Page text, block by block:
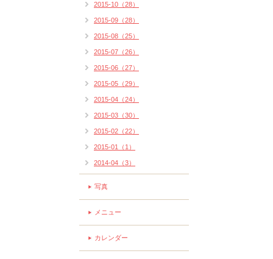
2015-10（28）
2015-09（28）
2015-08（25）
2015-07（26）
2015-06（27）
2015-05（29）
2015-04（24）
2015-03（30）
2015-02（22）
2015-01（1）
2014-04（3）
写真
メニュー
カレンダー